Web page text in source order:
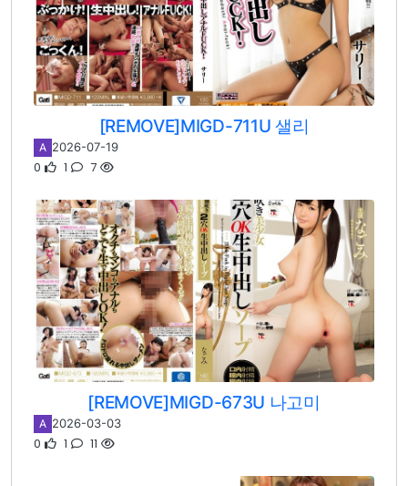
[REMOVE]MIGD-711U 샐리
A 2026-07-19
0 1 7
[REMOVE]MIGD-673U 나고미
A 2026-03-03
0 1 11